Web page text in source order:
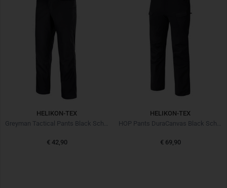
HELIKON-TEX
€ 42,90
HELIKON-TEX
€ 69,90